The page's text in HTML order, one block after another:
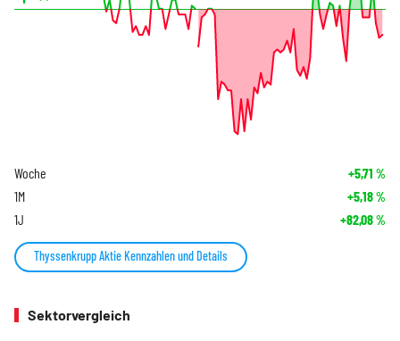
Woche +5,71 %
1M +5,18%
1J +82,08%
Thyssenkrupp Aktie Kennzahlen und Details
Sektorvergleich